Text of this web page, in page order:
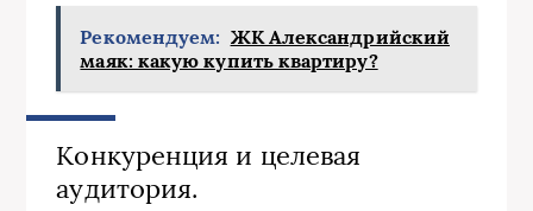
Рекомендуем: ЖК Александрийский
маяк: какую купить квартиру?
Конкуренция и целевая
аудитория.